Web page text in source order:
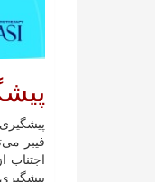
پیشگیری
فیبر